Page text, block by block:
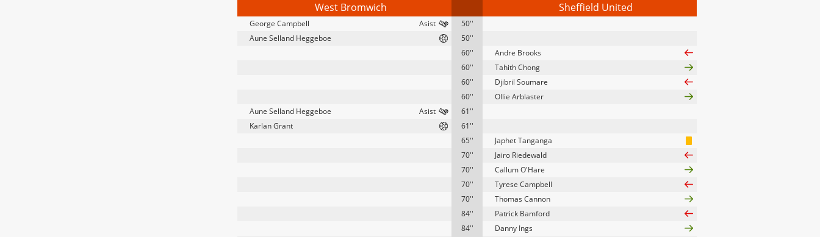
West Bromwich Sheffield United
George Campbell
50''
Aune Selland Heggeboe
50''
60''
Andre Brooks
60''
Tahith Chong
60''
Djibril Soumare
60''
Ollie Arblaster
Aune Selland Heggeboe
61''
Karlan Grant
61''
65''
Japhet Tanganga
70''
Jairo Riedewald
70''
Callum O'Hare
70''
Tyrese Campbell
70''
Thomas Cannon
84''
Patrick Bamford
84''
Danny Ings